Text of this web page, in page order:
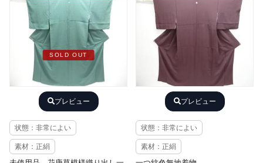
SOLD OUT
プレビュー
状態：非常によい
素材：正絹
プレビュー
状態：非常によい
素材：正絹